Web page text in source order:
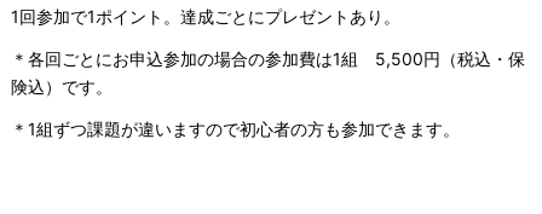
1回参加で1ポイント。達成ごとにプレゼントあり。
＊各回ごとにお申込参加の場合の参加費は1組 5,500円（税込・保
険込）です。
＊1組ずつ課題が違いますので初心者の方も参加できます。